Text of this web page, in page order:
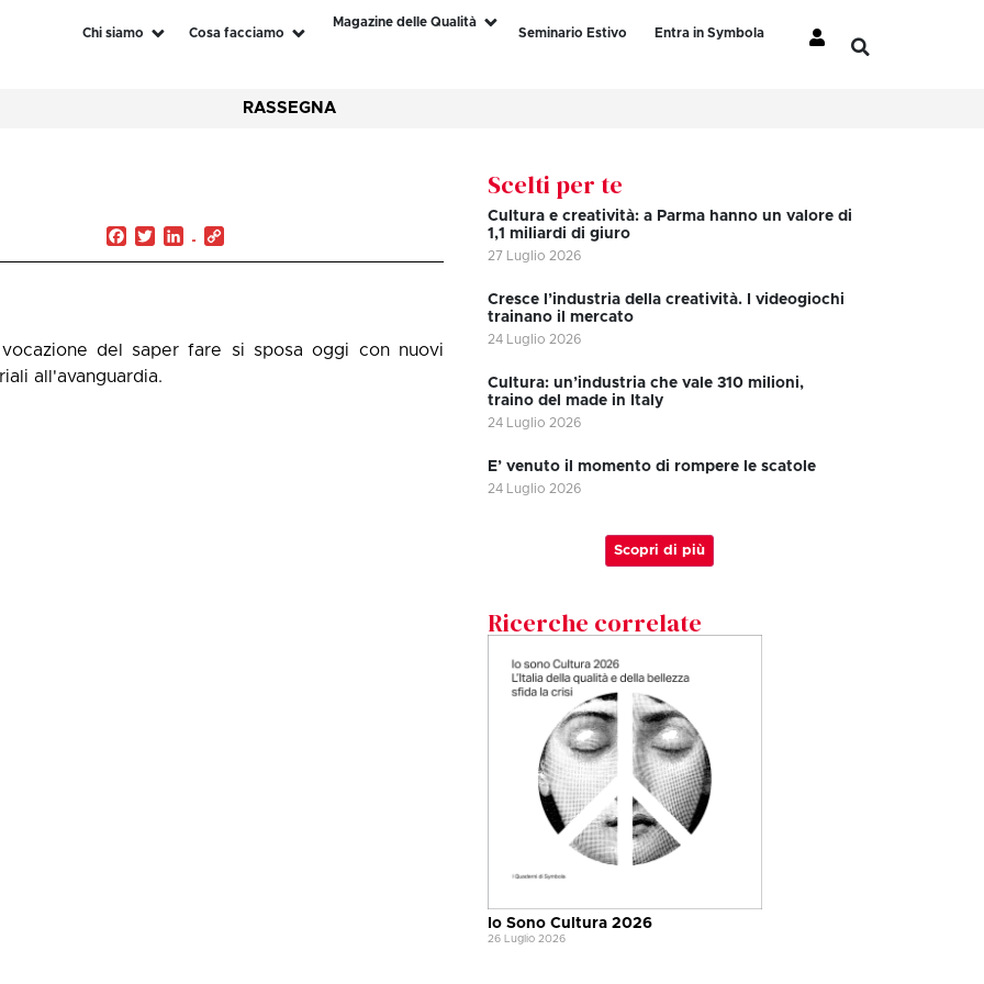
Chi siamo Cosa facciamo
Magazine delle Qualità
Seminario Estivo
Entra in Symbola
RASSEGNA
Facebook
TwitterLinkedIn
del saper fare si sposa oggi con nuovi
all'avanguardia.
Scelti per te
Cultura e creatività: a Parma hanno un valore di
1,1 miliardi di giuro
27 Luglio 2026
Cresce l’industria della creatività. I videogiochi
trainano il mercato
24 Luglio 2026
Cultura: un’industria che vale 310 milioni,
traino del made in Italy
24 Luglio 2026
E’ venuto il momento di rompere le scatole
24 Luglio 2026
Scopri di più
Ricerche correlate
Io Sono Cultura 2026
26 Luglio 2026